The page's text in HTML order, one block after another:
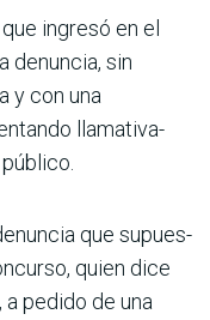
ingresó en el
denuncia, sin
y con una
llamativa­
que supues­
quien dice
pedido de una